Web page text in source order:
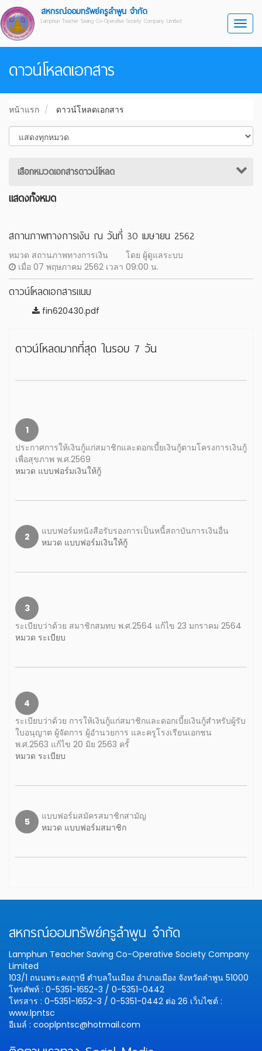
สหกรณ์ออมทรัพย์ครูลำพูน จำกัด
Lamphun Teacher Saving Co-Operative Society Company Limited
ดาวน์โหลดเอกสาร
หน้าแรก ดาวน์โหลดเอกสาร
เสือกหมวดเอกสารดาวน์โหลด
แสดงทั้งหมด
สถานภาพทางการเงิน ณ วันที่ 30 เมษายน 2562
หมวด สถานภาพทางการเงิน
โดย ผู้ดูแลระบบ
เมื่อ 07 พฤษภาคม 2562 เวลา 09:00 น.
ดาวน์โหลดเอกสารแนบ
fin620430.pdf
ดาวน์โหลดมากที่สุด ในรอบ 7 วัน
1
ประกาศการให้เงินกู้แก่สมาชิกและดอกเบี้ยเงินกู้ตามโครงการเงินกู้
เพื่อสุขภาพ พ.ศ.2569
หมวด แบบฟอร์มเงินให้กู้
2
แบบฟอร์มหนังสือรับรองการเป็นหนี้สถาบันการเงินอื่น
หมวด แบบฟอร์มเงินให้กู้
3
ระเบียบว่าด้วย สมาชิกสมทบ พ.ศ.2564 แก้ไข 23 มกราคม 2564
หมวด ระเบียบ
4
ระเบียบว่าด้วย การให้เงินกู้แก่สมาชิกและดอกเบี้ยเงินกู้สำหรับผู้รับ
ใบอนุญาต ผู้จัดการ ผู้อำนวยการ และครูโรงเรียนเอกชน
พ.ศ.2563 แก้ไข 20 มิย 2563 ครั้
หมวด ระเบียบ
5
แบบฟอร์มสมัครสมาชิกสามัญ
หมวด แบบฟอร์มสมาชิก
สหกรณ์ออมทรัพย์ครูลำพูน จำกัด
Lamphun Teacher Saving Co-Operative Society Company
Limited
103/1 ถนนพระคงฤาษี ตำบลในเมือง อำเภอเมือง จังหวัดลำพูน 51000
โทรศัพท์ : 0-5351-1652-3 / 0-5351-0442
โทรสาร : 0-5351-1652-3 / 0-5351-0442 ต่อ 26 เว็บไซต์ :
www.lpntsc
อีเมล์ : cooplpntsc@hotmail.com